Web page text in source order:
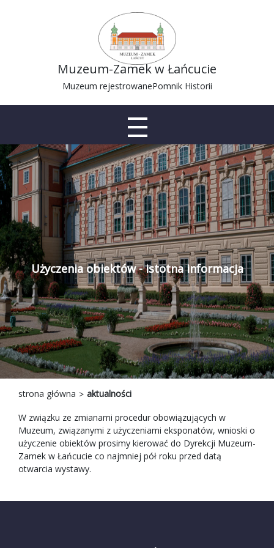
Muzeum-Zamek w Łańcucie
Muzeum rejestrowanePomnik Historii
Użyczenia obiektów - istotna informacja
strona główna aktualności
W związku ze zmianami procedur obowiązujących w
Muzeum, związanymi z użyczeniami eksponatów, wnioski o
użyczenie obiektów prosimy kierować do Dyrekcji Muzeum-
Zamek w Łańcucie co najmniej pół roku przed datą
otwarcia wystawy.